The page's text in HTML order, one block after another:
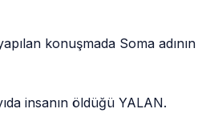
konuşmada Soma adının
insanın öldüğü YALAN.